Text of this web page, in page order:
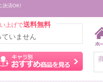
決済OK!
上げで送料無料
いません
ッグをカラーから探す キ